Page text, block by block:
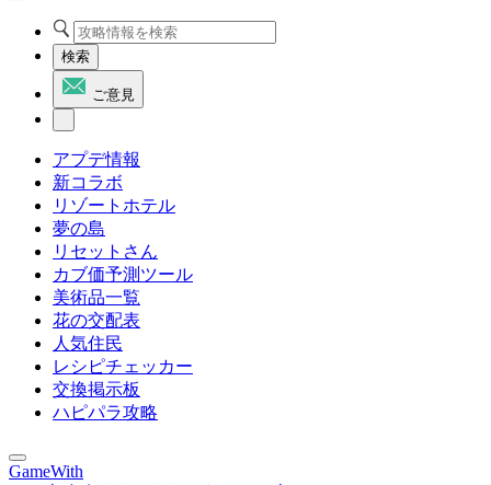
検索
ご意見
アプデ情報
新コラボ
リゾートホテル
夢の島
リセットさん
カブ価予測ツール
美術品一覧
花の交配表
人気住民
レシピチェッカー
交換掲示板
ハピパラ攻略
GameWith